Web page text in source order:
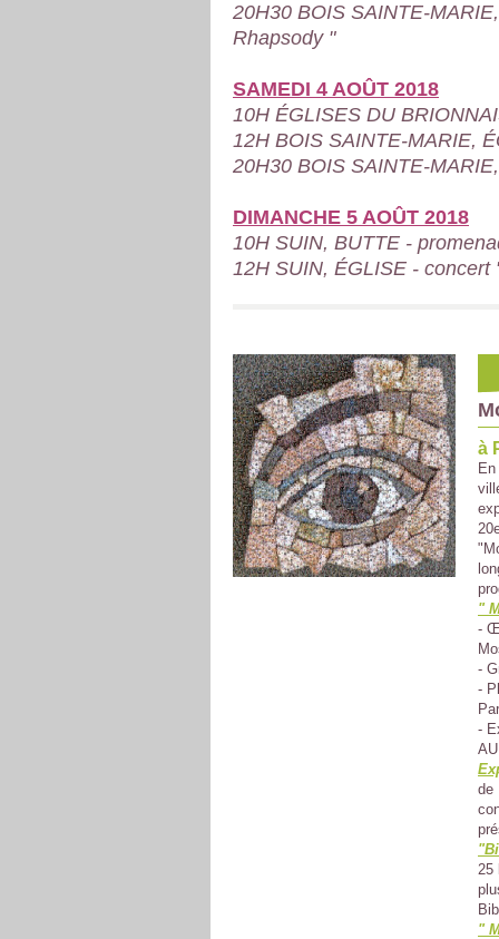
20H30 BOIS SAINTE-
Rhapsody "
SAMEDI 4 AOÛT 2018
10H ÉGLISES DU
12H BOIS SAINTE-MARIE,
20H30 BOIS SAINTE-
DIMANCHE 5 AOÛT 2018
10H SUIN, BUTTE -
12H SUIN, ÉGLISE - concert
à
"
-
-
-
-
de
25
"